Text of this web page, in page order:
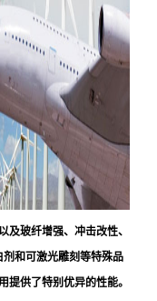
及玻纤增强、冲击改性、
和可激光雕刻等特殊品
提供了特别优异的性能。